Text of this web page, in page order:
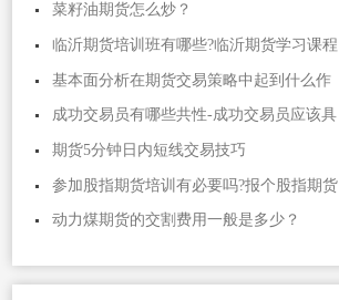
菜籽油期货怎么炒？
临沂期货培训班有哪些?临沂期货学习课程
基本面分析在期货交易策略中起到什么作
成功交易员有哪些共性-成功交易员应该具
期货5分钟日内短线交易技巧
参加股指期货培训有必要吗?报个股指期货
动力煤期货的交割费用一般是多少？